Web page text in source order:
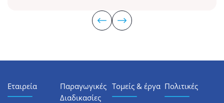
Εταιρεία
Παραγωγικές
Διαδικασίες
Τομείς & έργα Πολιτικές